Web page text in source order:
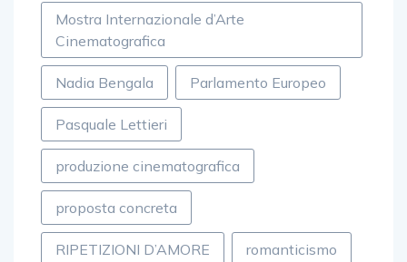
Mostra Internazionale d’Arte
Cinematografica
Nadia Bengala Parlamento Europeo
Pasquale Lettieri
produzione cinematografica
proposta concreta
RIPETIZIONI D’AMORE romanticismo